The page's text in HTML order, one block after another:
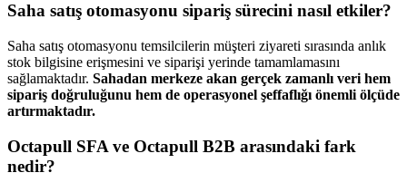
Saha satış otomasyonu sipariş sürecini nasıl etkiler?
Saha satış otomasyonu temsilcilerin müşteri ziyareti sırasında anlık
stok bilgisine erişmesini ve siparişi yerinde tamamlamasını
sağlamaktadır. Sahadan merkeze akan gerçek zamanlı veri hem
sipariş doğruluğunu hem de operasyonel şeffaflığı önemli ölçüde
artırmaktadır.
Octapull SFA ve Octapull B2B arasındaki fark
nedir?